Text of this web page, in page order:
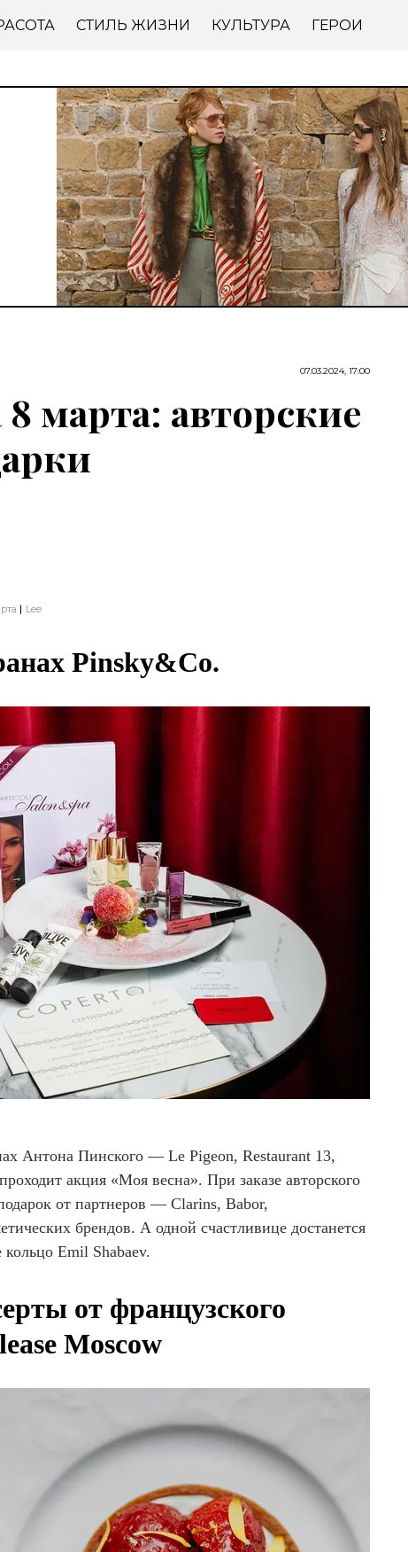
СТИЛЬ ЖИЗНИ КУЛЬТУРА ГЕРОИ
07.03.2024, 17:00
8 марта: авторские
Lee
Pinsky&Co.
Антона Пинского — Le Pigeon, Restaurant 13,
акция «Моя весна». При заказе авторского
от партнеров — Clarins, Babor,
брендов. А одной счастливице достанется
Emil Shabaev.
от французского
Moscow